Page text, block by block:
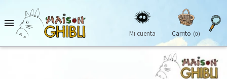

Mi cuenta Carrito (0)